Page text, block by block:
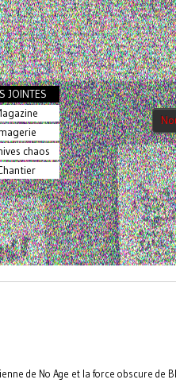
JOINTES
chaos
de No Age et la force obscure de